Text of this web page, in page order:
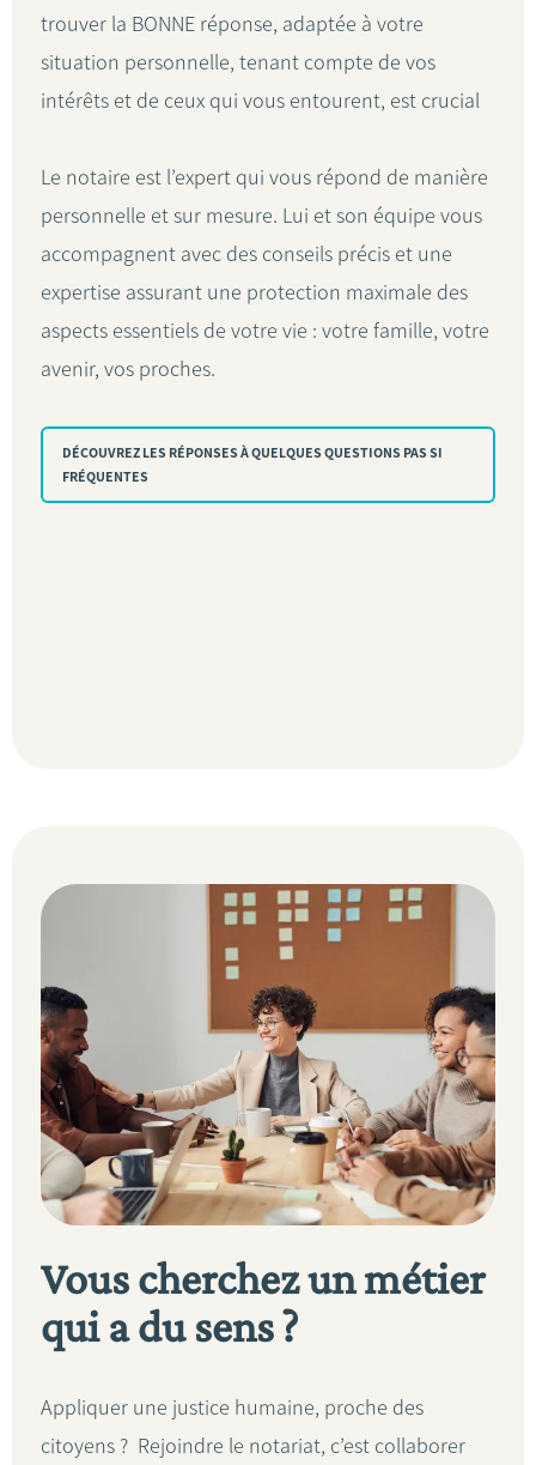
trouver la BONNE réponse, adaptée à votre
situation personnelle, tenant compte de vos
intérêts et de ceux qui vous entourent, est crucial
Le notaire est l’expert qui vous répond de manière
personnelle et sur mesure. Lui et son équipe vous
accompagnent avec des conseils précis et une
expertise assurant une protection maximale des
aspects essentiels de votre vie : votre famille, votre
avenir, vos proches.
DÉCOUVREZ LES RÉPONSES À QUELQUES QUESTIONS PAS SI
FRÉQUENTES
Vous cherchez un métier
qui a du sens ?
Appliquer une justice humaine, proche des
citoyens ? Rejoindre le notariat, c’est collaborer